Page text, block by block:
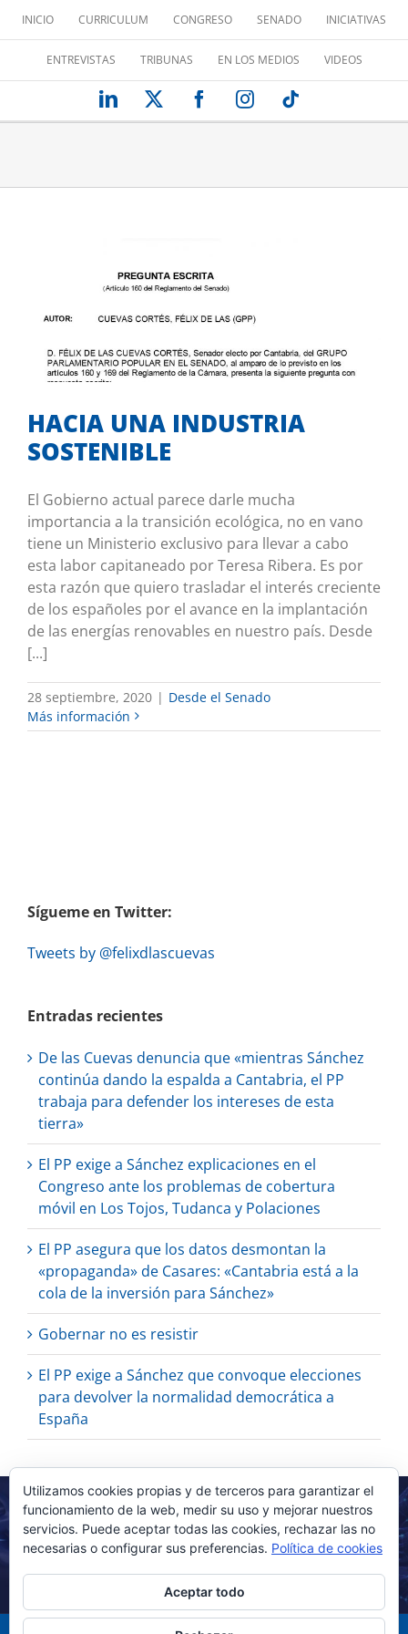
contenido
INICIO CURRICULUM CONGRESO SENADO INICIATIVAS
ENTREVISTAS TRIBUNAS EN LOS MEDIOS VIDEOS
LinkedIn FacebookInstagram
HACIA UNA INDUSTRIA SOSTENIBLE
HACIA UNA INDUSTRIA
SOSTENIBLE
El Gobierno actual parece darle mucha
importancia a la transición ecológica, no en vano
tiene un Ministerio exclusivo para llevar a cabo
esta labor capitaneado por Teresa Ribera. Es por
esta razón que quiero trasladar el interés creciente
de los españoles por el avance en la implantación
de las energías renovables en nuestro país. Desde
[...]
28 septiembre, 2020 | Desde el Senado
Más información
Sígueme en Twitter:
Tweets by @felixdlascuevas
Entradas recientes
De las Cuevas denuncia que «mientras Sánchez
continúa dando la espalda a Cantabria, el PP
trabaja para defender los intereses de esta
tierra»
El PP exige a Sánchez explicaciones en el
Congreso ante los problemas de cobertura
móvil en Los Tojos, Tudanca y Polaciones
El PP asegura que los datos desmontan la
«propaganda» de Casares: «Cantabria está a la
cola de la inversión para Sánchez»
Gobernar no es resistir
El PP exige a Sánchez que convoque elecciones
para devolver la normalidad democrática a
España
Utilizamos cookies propias y de terceros para garantizar el
funcionamiento de la web, medir su uso y mejorar nuestros
servicios. Puede aceptar todas las cookies, rechazar las no
necesarias o configurar sus preferencias. Política de cookies
Aceptar todo